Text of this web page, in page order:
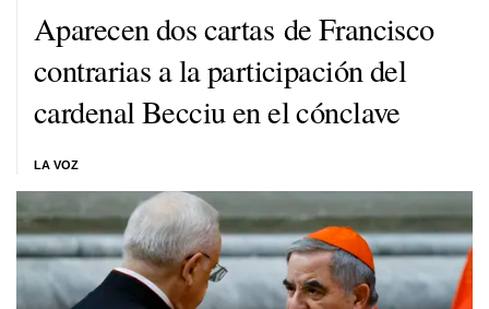
Aparecen dos cartas de Francisco
contrarias a la participación del
cardenal Becciu en el cónclave
LA VOZ